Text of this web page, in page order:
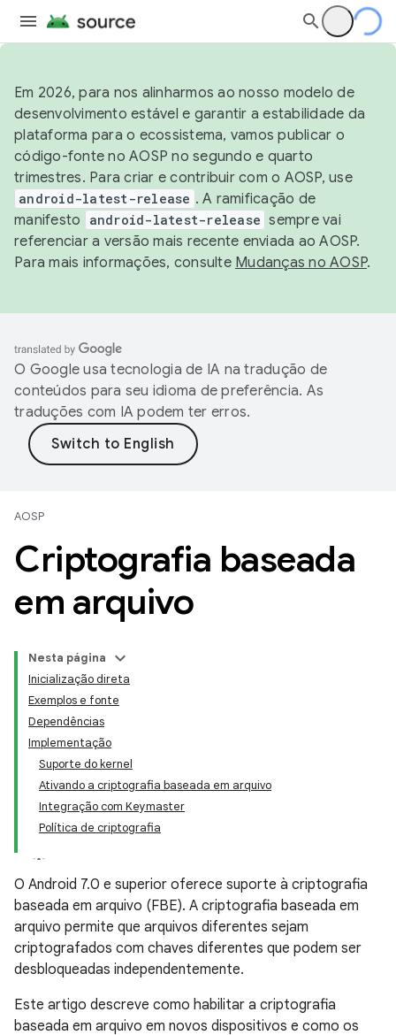
Em 2026, para nos alinharmos ao nosso modelo de
desenvolvimento estável e garantir a estabilidade da
plataforma para o ecossistema, vamos publicar o
código-fonte no AOSP no segundo e quarto
trimestres. Para criar e contribuir com o AOSP, use
android-latest-release . A ramificação de
manifesto
android-latest-release sempre vai
referenciar a versão mais recente enviada ao AOSP.
Para mais informações, consulte Mudanças no AOSP.
O Google usa tecnologia de IA na tradução de
conteúdos para seu idioma de preferência. As
traduções com IA podem ter erros.
AOSP
Criptografia baseada
em arquivo
Nesta página
Inicialização direta
Exemplos e fonte
Dependências
Implementação
Suporte do kernel
Ativando a criptografia baseada em arquivo
Integração com Keymaster
Política de criptografia
O Android 7.0 e superior oferece suporte à criptografia
baseada em arquivo (FBE). A criptografia baseada em
arquivo permite que arquivos diferentes sejam
criptografados com chaves diferentes que podem ser
desbloqueadas independentemente.
Este artigo descreve como habilitar a criptografia
baseada em arquivo em novos dispositivos e como os